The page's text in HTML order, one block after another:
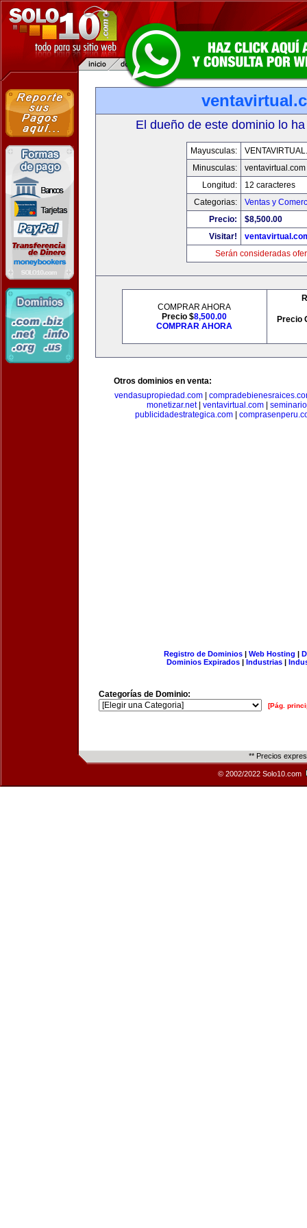
El dueño de este dominio lo
Mayusculas:
Minusculas:
ventavirtual.com
Longitud:
12 caracteres
Categorias:
Ventas y
Precio:
$8,500.00
Visitar!
Serán consideradas
COMPRAR AHORA
Precio $8,500.00
COMPRAR AHORA
Precio
Otros dominios en venta:
vendasupropiedad.com
monetizar.net| ventavirtual.com
publicidadestrategica.com
Registro de Dominios| Web Hosting |
Dominios Expirados | Industrias |
Categorías de Dominio:
[Pág.
** Precios
© 2002/2022 Solo10.com